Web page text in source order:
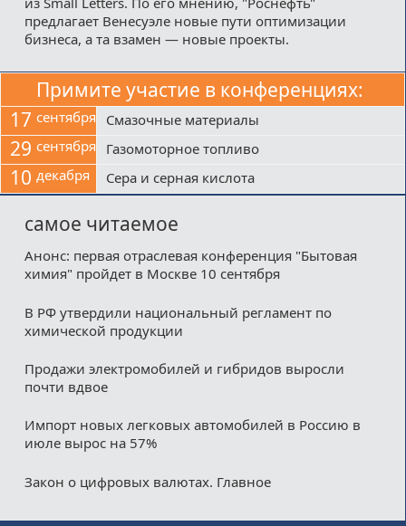
предлагает Венесуэле новые пути оптимизации
бизнеса, а та взамен — новые проекты.
Примите участие в конференциях:
17 сентября Смазочные материалы
29 сентября Газомоторное топливо
10 декабря Сера и серная кислота
самое читаемое
Анонс: первая отраслевая конференция "Бытовая
химия" пройдет в Москве 10 сентября
В РФ утвердили национальный регламент по
химической продукции
Продажи электромобилей и гибридов выросли
почти вдвое
Импорт новых легковых автомобилей в Россию в
июле вырос на 57%
Закон о цифровых валютах. Главное